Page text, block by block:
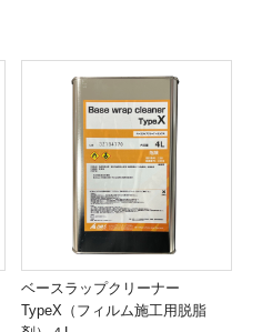
ベースラップクリーナー
TypeX（フィルム施工用脱脂